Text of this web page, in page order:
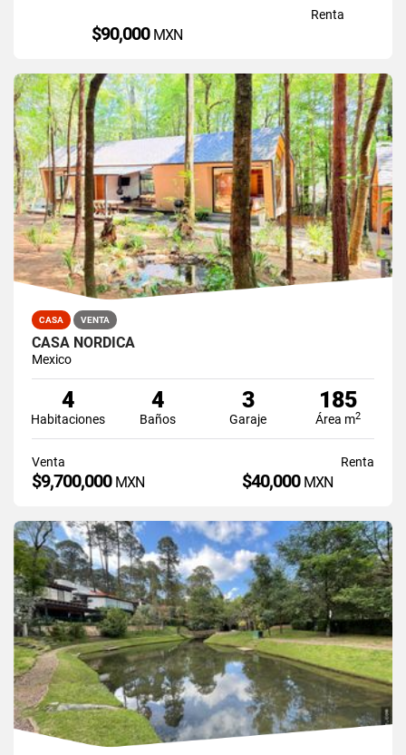
Renta
$90,000 MXN
CASA VENTA
CASA NORDICA
Mexico
4
Habitaciones
4
Baños
3
Garaje
185
Área m2
Venta
$9,700,000 MXN
Renta
$40,000 MXN